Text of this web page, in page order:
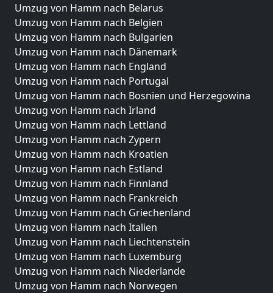
Umzug von Hamm nach Belarus
Umzug von Hamm nach Belgien
Umzug von Hamm nach Bulgarien
Umzug von Hamm nach Dänemark
Umzug von Hamm nach England
Umzug von Hamm nach Portugal
Umzug von Hamm nach Bosnien und Herzegowina
Umzug von Hamm nach Irland
Umzug von Hamm nach Lettland
Umzug von Hamm nach Zypern
Umzug von Hamm nach Kroatien
Umzug von Hamm nach Estland
Umzug von Hamm nach Finnland
Umzug von Hamm nach Frankreich
Umzug von Hamm nach Griechenland
Umzug von Hamm nach Italien
Umzug von Hamm nach Liechtenstein
Umzug von Hamm nach Luxemburg
Umzug von Hamm nach Niederlande
Umzug von Hamm nach Norwegen